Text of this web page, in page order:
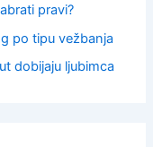
pravi?
po tipu vežbanja
dobijaju ljubimca